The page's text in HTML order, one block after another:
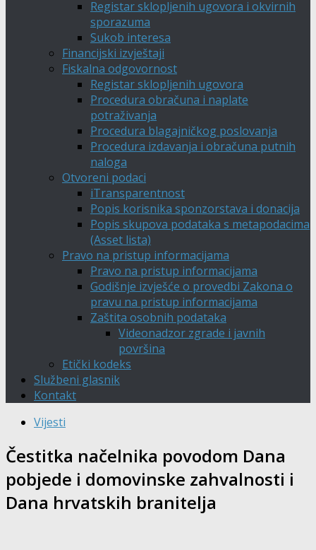
Registar sklopljenih ugovora i okvirnih
sporazuma
Sukob interesa
Financijski izvještaji
Fiskalna odgovornost
Registar sklopljenih ugovora
Procedura obračuna i naplate
potraživanja
Procedura blagajničkog poslovanja
Procedura izdavanja i obračuna putnih
naloga
Otvoreni podaci
iTransparentnost
Popis korisnika sponzorstava i donacija
Popis skupova podataka s metapodacima
(Asset lista)
Pravo na pristup informacijama
Pravo na pristup informacijama
Godišnje izvješće o provedbi Zakona o
pravu na pristup informacijama
Zaštita osobnih podataka
Videonadzor zgrade i javnih
površina
Etički kodeks
Službeni glasnik
Kontakt
Vijesti
Čestitka načelnika povodom Dana
pobjede i domovinske zahvalnosti i
Dana hrvatskih branitelja